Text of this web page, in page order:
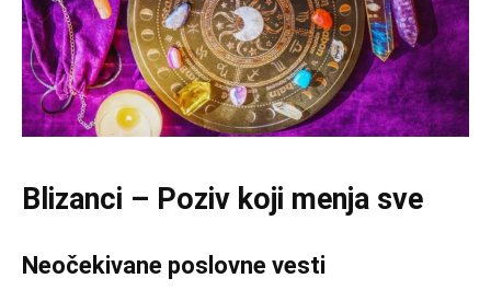
Blizanci – Poziv koji menja sve
Neočekivane poslovne vesti